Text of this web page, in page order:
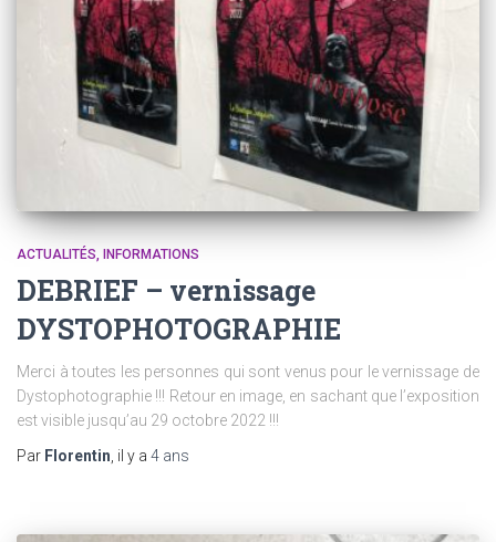
ACTUALITÉS INFORMATIONS
DEBRIEF – vernissage
DYSTOPHOTOGRAPHIE
Merci à toutes les personnes qui sont venus pour le vernissage de
Dystophotographie !!! Retour en image, en sachant que l’exposition
est visible jusqu’au 29 octobre 2022 !!!
Par Florentin, il y a 4 ans